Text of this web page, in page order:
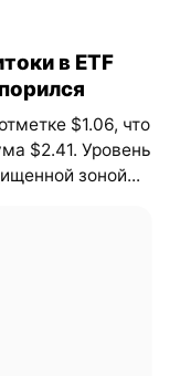
в ETF
$1.06, что
$2.41. Уровень
зоной...